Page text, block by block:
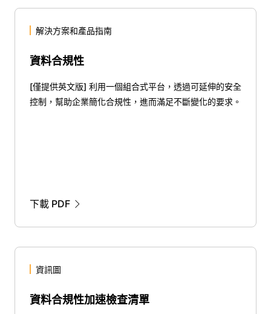
解決方案和產品指南
資料合規性
[僅提供英文版] 利用一個組合式平台，透過可延伸的安全
控制，幫助企業簡化合規性，進而滿足不斷變化的要求。
下載 PDF
資訊圖
資料合規性加速檢查清單